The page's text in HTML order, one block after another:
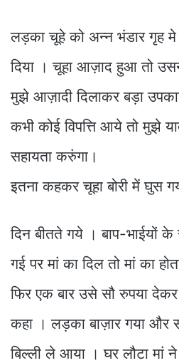
लड़का चूहे को अन्न भंडार गृह
दिया । चूहा आज़ाद हुआ तो
मुझे आज़ादी दिलाकर बड़ा
कभी कोई विपत्ति आये तो मुझे
सहायता करुंगा।
इतना कहकर चूहा बोरी में घुस
दिन बीतते गये । बाप-भाईयों
गई पर मां का दिल तो मां का
फिर एक बार उसे सौ रुपया देकर
कहा । लड़का बाज़ार गया
बिल्ली ले आया । घर लौटा मां